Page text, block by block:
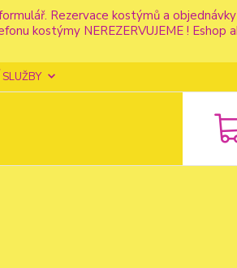
Rezervace kostýmů a
kostýmy NEREZERVUJEME ! Eshop